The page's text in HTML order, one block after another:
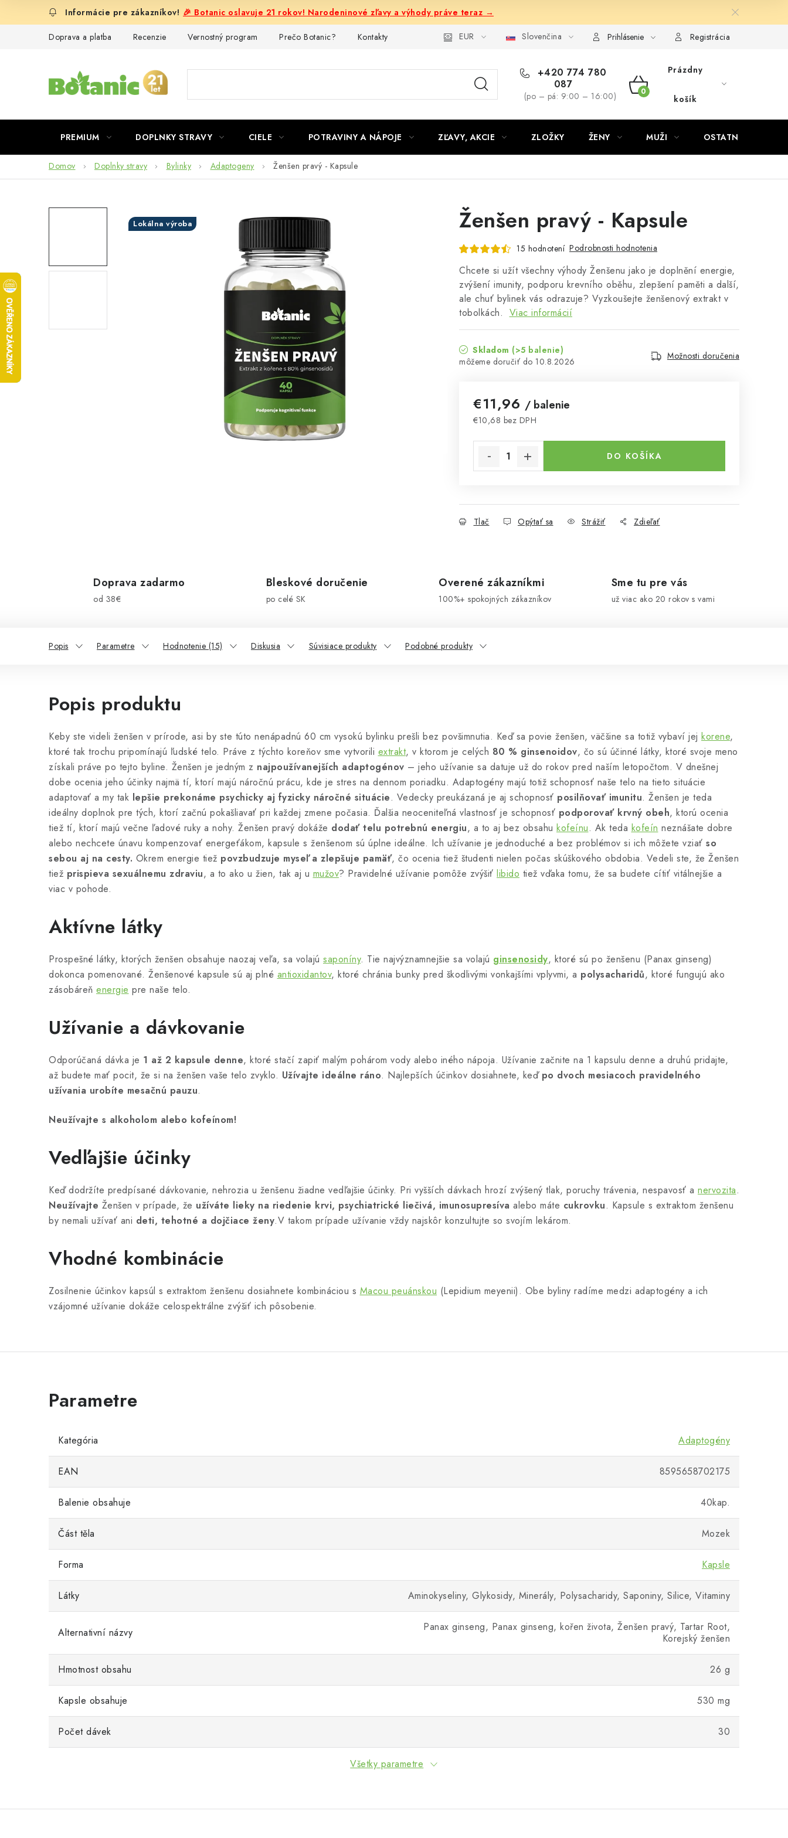
🎉 Botanic oslavuje 21 rokov! Narodeninové zľavy a výhody práve teraz →
Doprava a platba Recenzie Vernostný program Prečo Botanic? Kontakty EUR Slovenčina Prihlásenie Registrácia
+420 774 780
087
(po – pá: 9:00 – 16:00)
NÁKUPNÝ
Prázdny
košík
PREMIUM DOPLNKY STRAVY CIELE POTRAVINY A NÁPOJE ZĽAVY, AKCIE ZLOŽKY ŽENY MUŽI OSTATNÉ
Domov Doplnky stravy Bylinky Adaptogeny Ženšen pravý - Kapsule
Ženšen pravý - Kapsule
15 hodnotení Podrobnosti hodnotenia
Chcete si užít všechny výhody Ženšenu jako je doplnění energie,
zvýšení imunity, podporu krevního oběhu, zlepšení paměti a další,
ale chuť bylinek vás odrazuje? Vyzkoušejte ženšenový extrakt v
tobolkách. Viac informácií
Skladom (>5 balenie)
10.8.2026
Možnosti doručenia
€11,96 / balenie
€10,68 bez DPH
DO KOŠÍKA
Tlač Opýtať sa Strážiť Zdieľať
Lokálna výroba
Doprava zadarmo
od 38€
Bleskové doručenie
po celé SK
Overené zákazníkmi
100%+ spokojných zákazníkov
Sme tu pre vás
už viac ako 20 rokov s vami
Popis Parametre Hodnotenie (15) Diskusia Súvisiace produkty Podobné produkty
Popis produktu
Keby ste videli ženšen v prírode, asi by ste túto nenápadnú 60 cm vysokú bylinku prešli bez povšimnutia. Keď sa povie ženšen, väčšine sa totiž vybaví jej korene,
ktoré tak trochu pripomínajú ľudské telo. Práve z týchto koreňov sme vytvorili extrakt, v ktorom je celých 80 % ginsenoidov, čo sú účinné látky, ktoré svoje meno
získali práve po tejto byline. Ženšen je jedným z najpoužívanejších adaptogénov – jeho užívanie sa datuje už do rokov pred naším letopočtom. V dnešnej
dobe ocenia jeho účinky najmä tí, ktorí majú náročnú prácu, kde je stres na dennom poriadku. Adaptogény majú totiž schopnosť naše telo na tieto situácie
adaptovať a my tak lepšie prekonáme psychicky aj fyzicky náročné situácie. Vedecky preukázaná je aj schopnosť posilňovať imunitu. Ženšen je teda
ideálny doplnok pre tých, ktorí začnú pokašliavať pri každej zmene počasia. Ďalšia neoceniteľná vlastnosť je schopnosť podporovať krvný obeh, ktorú ocenia
tiež tí, ktorí majú večne ľadové ruky a nohy. Ženšen pravý dokáže dodať telu potrebnú energiu, a to aj bez obsahu kofeínu. Ak teda kofeín neznášate dobre
alebo nechcete únavu kompenzovať energeťákom, kapsule s ženšenom sú úplne ideálne. Ich užívanie je jednoduché a bez problémov si ich môžete vziať so
sebou aj na cesty. Okrem energie tiež povzbudzuje myseľ a zlepšuje pamäť, čo ocenia tiež študenti nielen počas skúškového obdobia. Vedeli ste, že Ženšen
tiež prispieva sexuálnemu zdraviu, a to ako u žien, tak aj u mužov? Pravidelné užívanie pomôže zvýšiť libido tiež vďaka tomu, že sa budete cítiť vitálnejšie a
viac v pohode.
Aktívne látky
Prospešné látky, ktorých ženšen obsahuje naozaj veľa, sa volajú saponíny. Tie najvýznamnejšie sa volajú ginsenosidy, ktoré sú po ženšenu (Panax ginseng)
dokonca pomenované. Ženšenové kapsule sú aj plné antioxidantov, ktoré chránia bunky pred škodlivými vonkajšími vplyvmi, a polysacharidů, ktoré fungujú ako
zásobáreň energie pre naše telo.
Užívanie a dávkovanie
Odporúčaná dávka je 1 až 2 kapsule denne, ktoré stačí zapiť malým pohárom vody alebo iného nápoja. Užívanie začnite na 1 kapsulu denne a druhú pridajte,
až budete mať pocit, že si na ženšen vaše telo zvyklo. Užívajte ideálne ráno. Najlepších účinkov dosiahnete, keď po dvoch mesiacoch pravidelného
užívania urobíte mesačnú pauzu.
Neužívajte s alkoholom alebo kofeínom!
Vedľajšie účinky
Keď dodržíte predpísané dávkovanie, nehrozia u ženšenu žiadne vedľajšie účinky. Pri vyšších dávkach hrozí zvýšený tlak, poruchy trávenia, nespavosť a nervozita.
Neužívajte Ženšen v prípade, že užíváte lieky na riedenie krvi, psychiatrické liečivá, imunosupresíva alebo máte cukrovku. Kapsule s extraktom ženšenu
by nemali užívať ani deti, tehotné a dojčiace ženy.V takom prípade užívanie vždy najskôr konzultujte so svojím lekárom.
Vhodné kombinácie
Zosilnenie účinkov kapsúl s extraktom ženšenu dosiahnete kombináciou s Macou peuánskou (Lepidium meyenii). Obe byliny radíme medzi adaptogény a ich
vzájomné užívanie dokáže celospektrálne zvýšiť ich pôsobenie.
Kategória Adaptogény
EAN 8595658702175
Balenie obsahuje 40kap.
Část těla Mozek
Forma Kapsle
Látky Aminokyseliny, Glykosidy, Minerály, Polysacharidy, Saponiny, Silice, Vitaminy
Alternativní názvy
Panax ginseng, Panax ginseng, kořen života, Ženšen pravý, Tartar Root,
Korejský ženšen
Hmotnost obsahu 26 g
Kapsle obsahuje 530 mg
Počet dávek 30
Všetky parametre